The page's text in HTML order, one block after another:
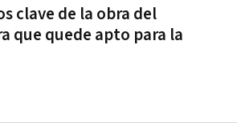
clave de la obra del
que quede apto para la